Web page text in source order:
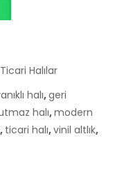
Ticari Halılar
halı,geri
halı,modern
, ticari halı,vinil altlık,